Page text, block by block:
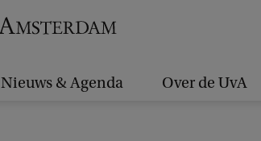
Nieuws & Agenda Over de UvA